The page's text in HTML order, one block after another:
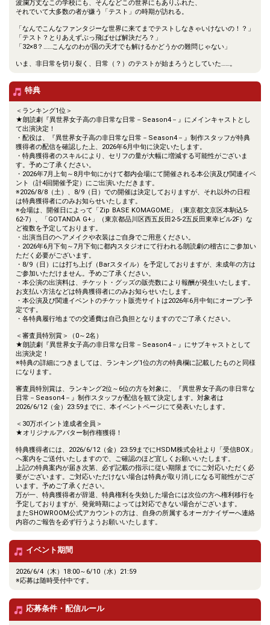
波瀾万丈なこの学校にも、そんなどこの世界にもありふれた、
それでいて大多数の者が嫌う「テスト」の時期が訪れる。
「なんでこんなファンタジーな世界に来てまでテストしなきゃいけないの！？」
「テスト？とりあえずぶっ飛ばせば解決だろ？」
「32×8？……こんなのわが国の天才でも解けるかどうかの難問じゃない」
いま、非日常を切り裂く、日常（？）のテストが始まろうとしていた……。
特典
＜ランキング1位＞
★朗読劇『異世界女子高の非日常な日常－Season4－』にメインキャストとし
て出演決定！
・配役は、『異世界女子高の非日常な日常－Season4－』制作スタッフが特典
獲得者の配信を確認した上、2026年6月中旬に決定いたします。
・特典獲得者のスキルにより、セリフの量が大幅に増減する可能性がございま
す。予めご了承ください。
・2026年7月上旬～8月中旬にかけて都内会場にて開催される本公演及び関連イベ
ント（計4回開催予定）にご出演いただきます。
※2026/8/8（土）、8/9（日）での開催は決定しておりますが、それ以外の日程
は特典獲得者にのみお知らせいたします。
※会場は、開催日によって「Zip BASE KOMAGOME」（東京都文京区本駒込5-
62-7）、「GOTANDA G+」（東京都品川区西五反田2-5-2五反田東幸ビル2F）な
ど複数を予定しております。
・出演当日のヘアメイクや衣装はご自身でご用意ください。
・2026年6月下旬～7月下旬に都内スタジオにて行われる朗読劇の稽古にご参加い
ただく必要がございます。
・8/9（日）には打ち上げ（Barスタイル）を予定しておりますが、未成年の方は
ご参加いただけません。予めご了承ください。
・本公演の出演料は、チケット・グッズの販売数により報酬が発生いたします。
お支払い方法などは特典獲得者にのみお知らせいたします。
・本公演及び関連イベントのチケット販売サイトは2026年6月中旬にオープン予
定です。
・各特典履行地までの交通費は自己負担となりますのでご了承ください。
＜審査員特別賞＞（0～2名）
★朗読劇『異世界女子高の非日常な日常－Season4－』にサブキャストとして
出演決定！
※特典の詳細につきましては、ランキング1位の方の特典欄に記載したものと同様
になります。
審査員特別賞は、ランキング2位～6位の方を対象に、『異世界女子高の非日常な
日常－Season4－』制作スタッフが配信を観て決定します。対象者は
2026/6/12（金）23:59までに、本イベントページにて発表いたします。
＜30万ポイント達成者全員＞
★オリジナルアバター制作権獲得！
特典獲得者には、2026/6/12（金）23:59までにHSDM株式会社より「受信BOX」
へ案内をご送付いたしますので、ご確認のほど宜しくお願いいたします。
上記の特典案内が届き次第、必ず記載の指示に従い期限までにご対応いただく必
要がございます。ご対応いただけない場合は特典が取り消しになる可能性がござ
います。予めご了承ください。
万が一、特典獲得者が辞退、特典権利を失効した場合には次位の方へ権利移行を
予定しておりますが、発覚時期によっては対応できない場合がございます。
またSHOWROOM公式アカウントの方は、自身の所属するオーガナイザーへ連絡
内容のご報告を必ず行うようお願いいたします。
イベント期間
2026/6/4（木）18:00～6/10（水）21:59
※応募は随時受付中です。
応募条件・配信ルール